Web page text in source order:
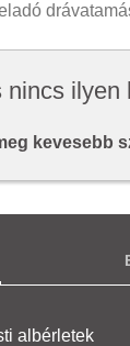
nincs ilyen
kevesebb
albérletek